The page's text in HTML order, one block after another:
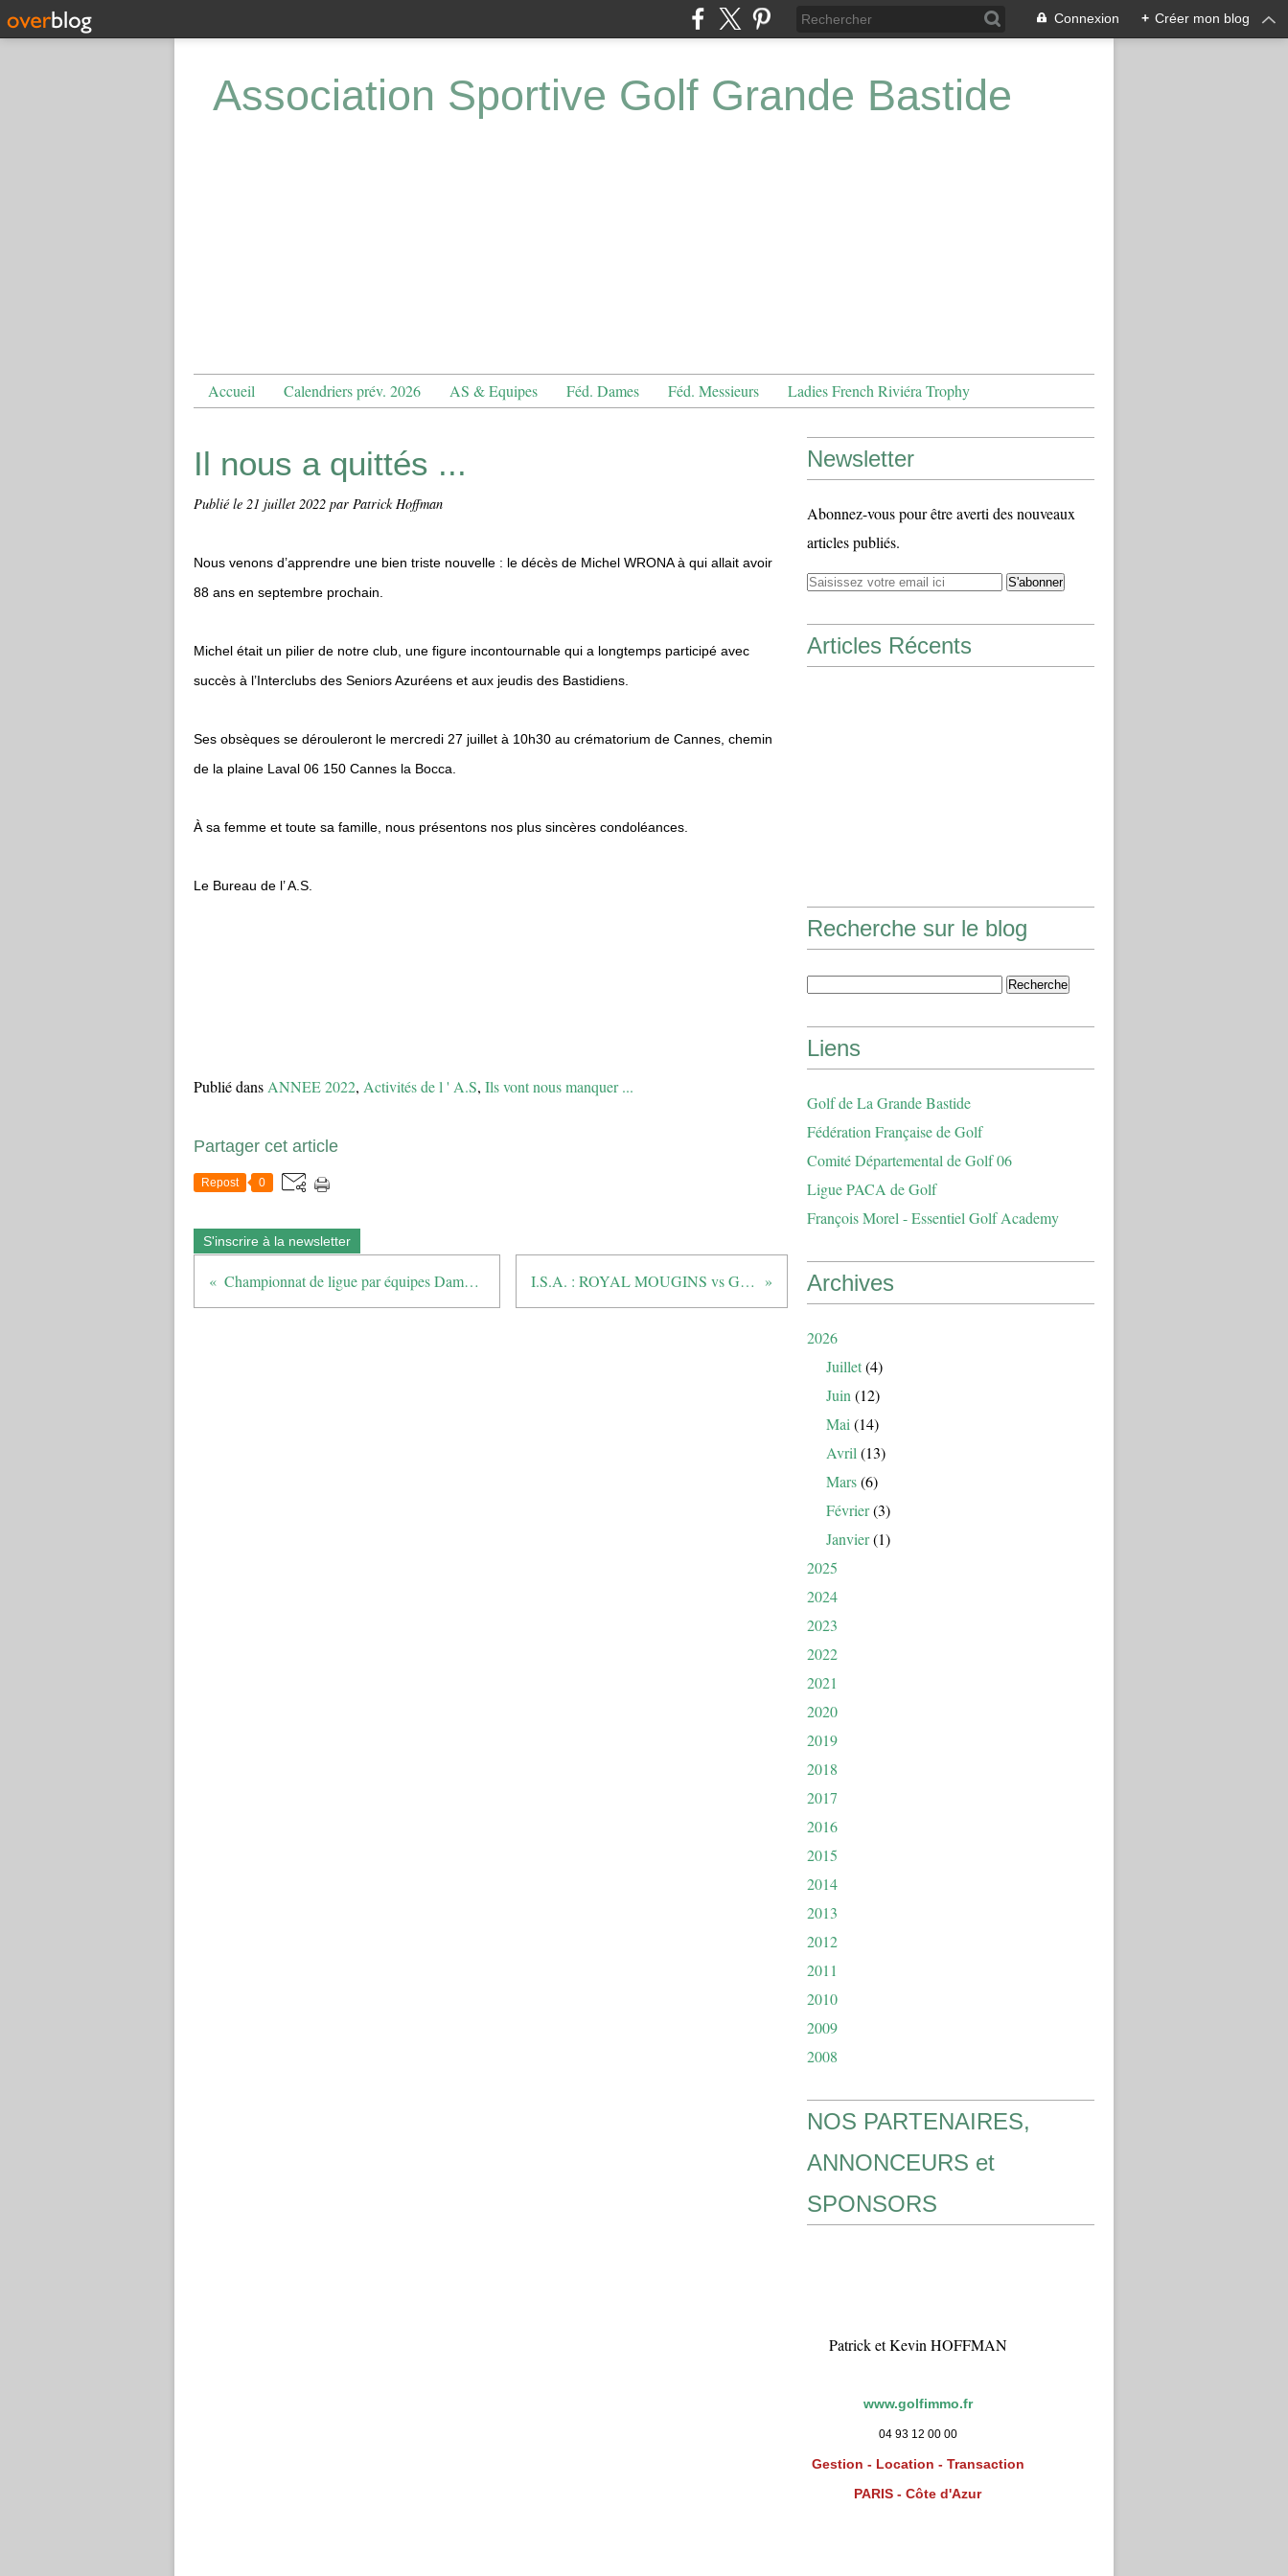
Connexion + Créer mon blog
Association Sportive Golf Grande Bastide
Accueil Calendriers prév. 2026 AS & Equipes Féd. Dames Féd. Messieurs Ladies French Riviéra Trophy
Il nous a quittés ...
Publié le 21 juillet 2022 par Patrick Hoffman
Nous venons d’apprendre une bien triste nouvelle : le décès de Michel WRONA à qui allait avoir
88 ans en septembre prochain.
Michel était un pilier de notre club, une figure incontournable qui a longtemps participé avec
succès à l’Interclubs des Seniors Azuréens et aux jeudis des Bastidiens.
Ses obsèques se dérouleront le mercredi 27 juillet à 10h30 au crématorium de Cannes, chemin
de la plaine Laval 06 150 Cannes la Bocca.
À sa femme et toute sa famille, nous présentons nos plus sincères condoléances.
Le Bureau de l’ A.S.
Publié dans ANNEE 2022, Activités de l ' A.S, Ils vont nous manquer ...
Partager cet article
Repost 0
S'inscrire à la newsletter
Championnat de ligue par équipes Dames Seniors 1ere division I.S.A. : ROYAL MOUGINS vs GRANDE BASTIDE
Newsletter
Abonnez-vous pour être averti des nouveaux
articles publiés.
Articles Récents
Recherche sur le blog
Liens
Golf de La Grande Bastide
Fédération Française de Golf
Comité Départemental de Golf 06
Ligue PACA de Golf
François Morel - Essentiel Golf Academy
Archives
2026
Juillet(4)
Juin (12)
Mai (14)
Avril (13)
Mars(6)
Février(3)
Janvier(1)
2025
2024
2023
2022
2021
2020
2019
2018
2017
2016
2015
2014
2013
2012
2011
2010
2009
2008
NOS PARTENAIRES,
ANNONCEURS et
SPONSORS
Patrick et Kevin HOFFMAN
www.golfimmo.fr
04 93 12 00 00
Gestion - Location - Transaction
PARIS - Côte d'Azur